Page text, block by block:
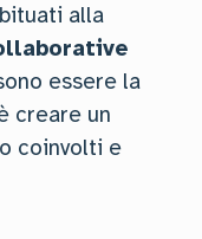
alla
essere la
creare un
coinvolti e